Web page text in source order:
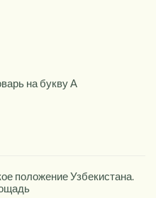
на букву А
положение Узбекистана.